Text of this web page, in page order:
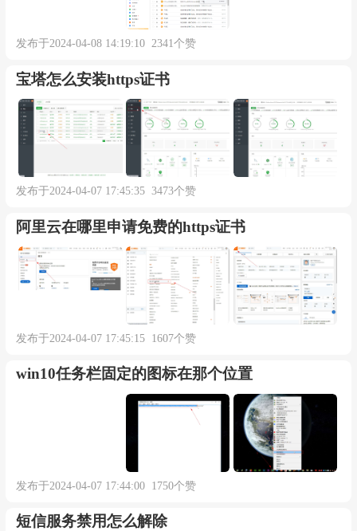
发布于2024-04-08 14:19:10 2341个赞
宝塔怎么安装https证书
发布于2024-04-07 17:45:35 3473个赞
阿里云在哪里申请免费的https证书
发布于2024-04-07 17:45:15 1607个赞
win10任务栏固定的图标在那个位置
发布于2024-04-07 17:44:00 1750个赞
短信服务禁用怎么解除